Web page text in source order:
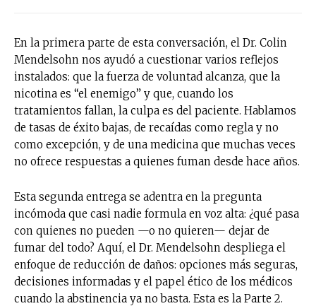
En la primera parte de esta conversación, el Dr. Colin
Mendelsohn nos ayudó a cuestionar varios reflejos
instalados: que la fuerza de voluntad alcanza, que la
nicotina es “el enemigo” y que, cuando los
tratamientos fallan, la culpa es del paciente. Hablamos
de tasas de éxito bajas, de recaídas como regla y no
como excepción, y de una medicina que muchas veces
no ofrece respuestas a quienes fuman desde hace años.
Esta segunda entrega se adentra en la pregunta
incómoda que casi nadie formula en voz alta: ¿qué pasa
con quienes no pueden —o no quieren— dejar de
fumar del todo? Aquí, el Dr. Mendelsohn despliega el
enfoque de reducción de daños: opciones más seguras,
decisiones informadas y el papel ético de los médicos
cuando la abstinencia ya no basta. Esta es la Parte 2.